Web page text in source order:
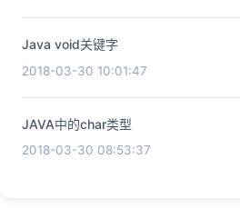
Java void关键字
2018-03-30 10:01:47
JAVA中的char类型
2018-03-30 08:53:37